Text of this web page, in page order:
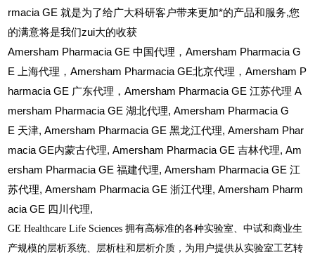
rmacia GE 就是为了给广大科研客户带来更加*的产品和服务,您
的满意将是我们zui大的收获
Amersham Pharmacia GE中国代理，Amersham Pharmacia G
E 上海代理，Amersham Pharmacia GE北京代理，Amersham P
harmacia GE 广东代理，Amersham Pharmacia GE 江苏代理 A
mersham Pharmacia GE 湖北代理, Amersham Pharmacia G
E 天津, Amersham Pharmacia GE黑龙江代理, Amersham Phar
macia GE内蒙古代理, Amersham Pharmacia GE吉林代理, Am
ersham Pharmacia GE福建代理, Amersham Pharmacia GE江
苏代理, Amersham Pharmacia GE浙江代理, Amersham Pharm
acia GE 四川代理,
GE Healthcare Life Sciences 拥有高标准的各种实验室、中试和商业生
产规模的层析系统、层析柱和层析介质，为用户提供从实验室工艺转